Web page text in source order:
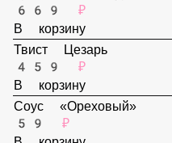
Стрипсы куринные
339 ₽
В корзину
Креветки Темпура - 6 шт.
669 ₽
В корзину